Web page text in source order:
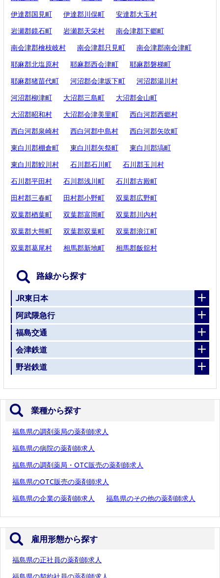
伊達郡国見町 伊達郡川俣町 安達郡大玉村
岩瀬郡鏡石町 岩瀬郡天栄村 南会津郡下郷町
南会津郡檜枝岐村 南会津郡只見町 南会津郡南会津町
耶麻郡北塩原村 耶麻郡西会津町 耶麻郡磐梯町
耶麻郡猪苗代町 河沼郡会津坂下町 河沼郡湯川村
河沼郡柳津町 大沼郡三島町 大沼郡金山町
大沼郡昭和村 大沼郡会津美里町 西白河郡西郷村
西白河郡泉崎村 西白河郡中島村 西白河郡矢吹町
東白川郡棚倉町 東白川郡矢祭町 東白川郡塙町
東白川郡鮫川村 石川郡石川町 石川郡玉川村
石川郡平田村 石川郡浅川町 石川郡古殿町
田村郡三春町 田村郡小野町 双葉郡広野町
双葉郡楢葉町 双葉郡富岡町 双葉郡川内村
双葉郡大熊町 双葉郡双葉町 双葉郡浪江町
双葉郡葛尾村 相馬郡新地町 相馬郡飯舘村
路線から探す
JR東日本
阿武隈急行
福島交通
会津鉄道
野岩鉄道
業種から探す
福島県の調剤薬局の薬剤師求人
福島県の病院の薬剤師求人
福島県の調剤薬局・OTC販売の薬剤師求人
福島県のOTC販売の薬剤師求人
福島県の企業の薬剤師求人 福島県のその他の薬剤師求人
雇用形態から探す
福島県の正社員の薬剤師求人